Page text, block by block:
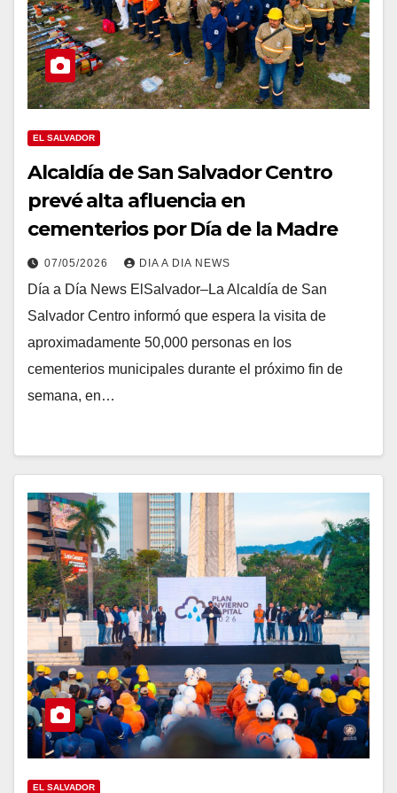
EL SALVADOR
Alcaldía de San Salvador Centro
prevé alta afluencia en
cementerios por Día de la Madre
07/05/2026 DIA A DIA NEWS
Día a Día News ElSalvador–La Alcaldía de San
Salvador Centro informó que espera la visita de
aproximadamente 50,000 personas en los
cementerios municipales durante el próximo fin de
semana, en…
EL SALVADOR